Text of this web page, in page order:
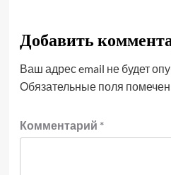
Добавить
Ваш адрес email не будет
Обязательные поля
Комментарий *